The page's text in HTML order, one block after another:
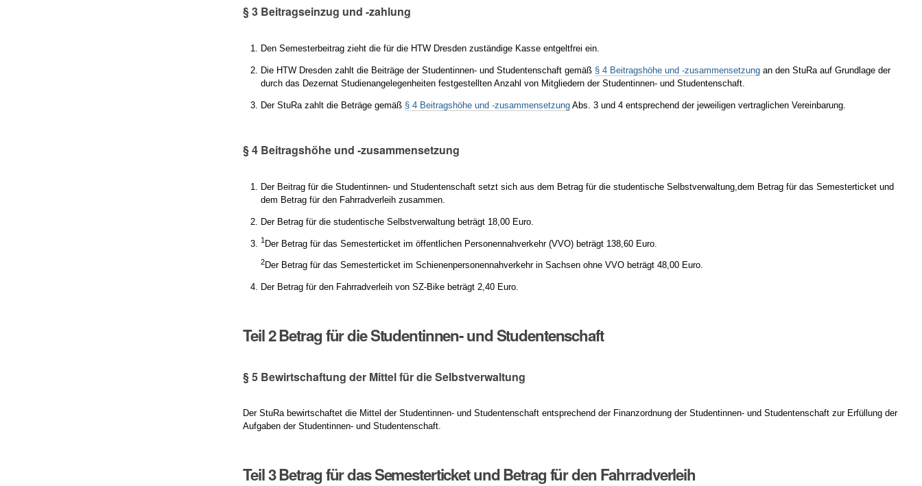
§ 3 Beitragseinzug und -zahlung
Den Semesterbeitrag zieht die für die HTW Dresden zuständige Kasse entgeltfrei ein.
Die HTW Dresden zahlt die Beiträge der Studentinnen- und Studentenschaft gemäß § 4 Beitragshöhe und -zusammensetzungan den StuRa auf Grundlage der
durch das Dezernat Studienangelegenheiten festgestellten Anzahl von Mitgliedern der Studentinnen- und Studentenschaft.
Der StuRa zahlt die Beträge gemäß § 4 Beitragshöhe und -zusammensetzungAbs. 3 und 4 entsprechend der jeweiligen vertraglichen Vereinbarung.
§ 4 Beitragshöhe und -zusammensetzung
Der Beitrag für die Studentinnen- und Studentenschaft setzt sich aus dem Betrag für die studentische Selbstverwaltung,dem Betrag für das Semesterticket und
dem Betrag für den Fahrradverleih zusammen.
Der Betrag für die studentische Selbstverwaltung beträgt 18,00 Euro.
1Der Betrag für das Semesterticket im öffentlichen Personennahverkehr (VVO) beträgt 138,60 Euro.
2Der Betrag für das Semesterticket im Schienenpersonennahverkehr in Sachsen ohne VVO beträgt 48,00 Euro.
Der Betrag für den Fahrradverleih von SZ-Bike beträgt 2,40 Euro.
Teil 2 Betrag für die Studentinnen- und Studentenschaft
§ 5 Bewirtschaftung der Mittel für die Selbstverwaltung
Der StuRa bewirtschaftet die Mittel der Studentinnen- und Studentenschaft entsprechend der Finanzordnung der Studentinnen- und Studentenschaft zur Erfüllung der
Aufgaben der Studentinnen- und Studentenschaft.
Teil 3 Betrag für das Semesterticket und Betrag für den Fahrradverleih